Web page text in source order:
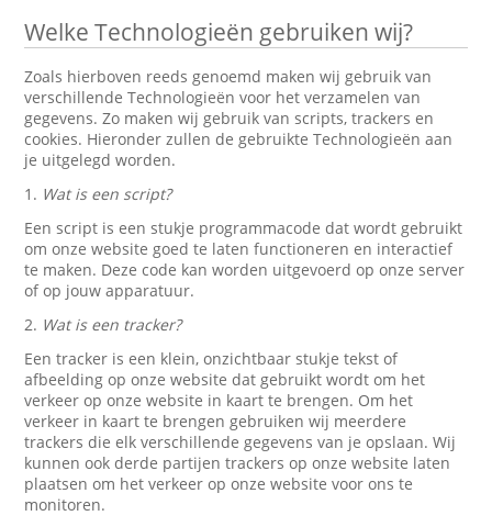
Welke Technologieën gebruiken wij?
Zoals hierboven reeds genoemd maken wij gebruik van
verschillende Technologieën voor het verzamelen van
gegevens. Zo maken wij gebruik van scripts, trackers en
cookies. Hieronder zullen de gebruikte Technologieën aan
je uitgelegd worden.
1. Wat is een script?
Een script is een stukje programmacode dat wordt gebruikt
om onze website goed te laten functioneren en interactief
te maken. Deze code kan worden uitgevoerd op onze server
of op jouw apparatuur.
2. Wat is een tracker?
Een tracker is een klein, onzichtbaar stukje tekst of
afbeelding op onze website dat gebruikt wordt om het
verkeer op onze website in kaart te brengen. Om het
verkeer in kaart te brengen gebruiken wij meerdere
trackers die elk verschillende gegevens van je opslaan. Wij
kunnen ook derde partijen trackers op onze website laten
plaatsen om het verkeer op onze website voor ons te
monitoren.